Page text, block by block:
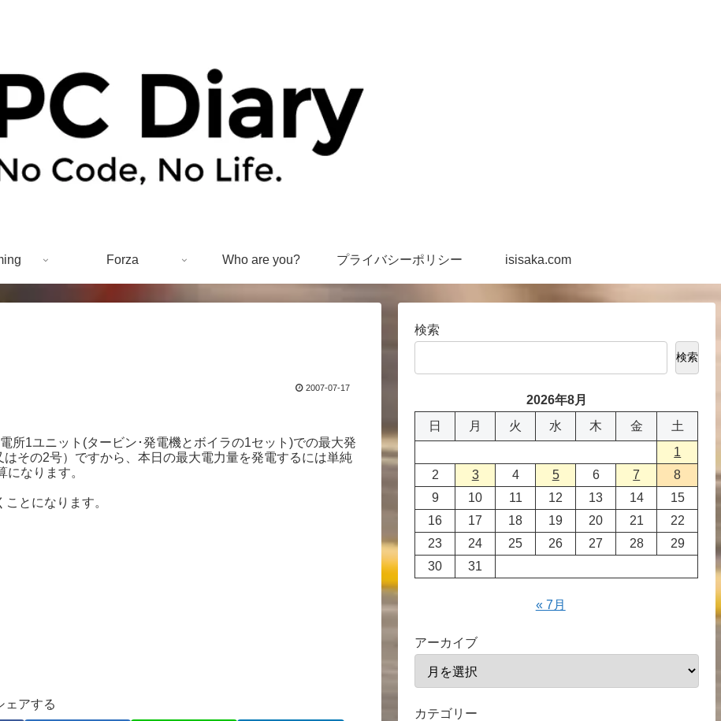
Forza Who are you? プライバシーポリシー isisaka.com
2007-07-17
所1ユニット(タービン･発電機とボイラの1セット)での最大発
その2号）ですから、本日の最大電力量を発電するには単純
なります。
とになります。
ェアする
検索
検索
2026年8月
日
月 火 水 木 金
土
1
2
3 4 5 6 7
8
9
10 11 12 13 14
15
16
17 18 19 20 21
22
23
24 25 26 27 28
29
30
31
« 7月
アーカイブ
カテゴリー